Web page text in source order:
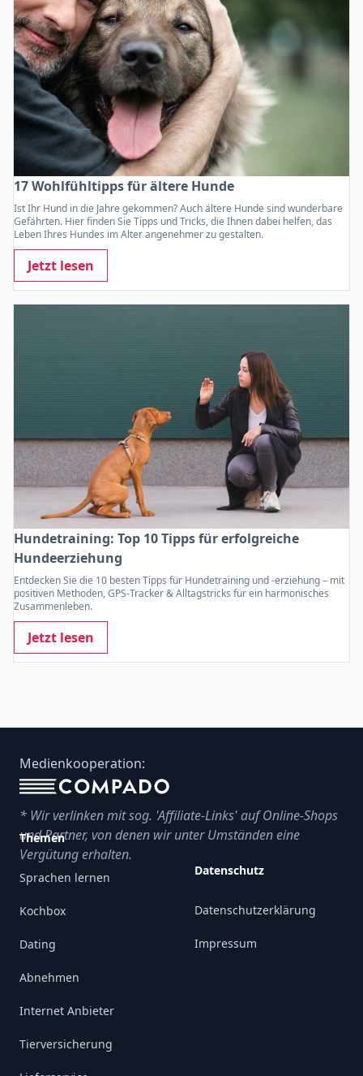
17 Wohlfühltipps für ältere Hunde
Ist Ihr Hund in die Jahre gekommen? Auch ältere Hunde sind wunderbare
Gefährten. Hier finden Sie Tipps und Tricks, die Ihnen dabei helfen, das
Leben Ihres Hundes im Alter angenehmer zu gestalten.
Jetzt lesen
Hundetraining: Top 10 Tipps für erfolgreiche
Hundeerziehung
Entdecken Sie die 10 besten Tipps für Hundetraining und -erziehung – mit
positiven Methoden, GPS-Tracker & Alltagstricks für ein harmonisches
Zusammenleben.
Jetzt lesen
Medienkooperation:
* Wir verlinken mit sog. 'Affiliate-Links' auf Online-Shops
und Partner, von denen wir unter Umständen eine
Vergütung erhalten.
Themen
Sprachen lernen
Kochbox
Dating
Abnehmen
Internet Anbieter
Tierversicherung
Datenschutz
Datenschutzerklärung
Impressum